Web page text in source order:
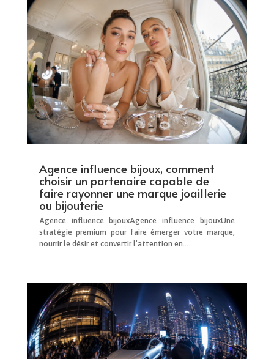
Agence influence bijoux, comment
choisir un partenaire capable de
faire rayonner une marque joaillerie
ou bijouterie
Agence influence bijouxAgence influence bijouxUne
stratégie premium pour faire émerger votre marque,
nourrir le désir et convertir l’attention en...